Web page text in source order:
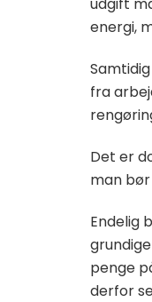
energi,
fra
Det er
man
Endelig
penge
derfor